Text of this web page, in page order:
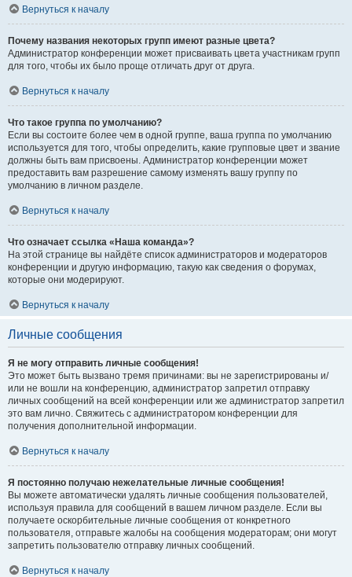
Вернуться к началу
Почему названия некоторых групп имеют разные цвета?
Администратор конференции может присваивать цвета участникам групп
для того, чтобы их было проще отличать друг от друга.
Вернуться к началу
Что такое группа по умолчанию?
Если вы состоите более чем в одной группе, ваша группа по умолчанию
используется для того, чтобы определить, какие групповые цвет и звание
должны быть вам присвоены. Администратор конференции может
предоставить вам разрешение самому изменять вашу группу по
умолчанию в личном разделе.
Вернуться к началу
Что означает ссылка «Наша команда»?
На этой странице вы найдёте список администраторов и модераторов
конференции и другую информацию, такую как сведения о форумах,
которые они модерируют.
Вернуться к началу
Личные сообщения
Я не могу отправить личные сообщения!
Это может быть вызвано тремя причинами: вы не зарегистрированы и/
или не вошли на конференцию, администратор запретил отправку
личных сообщений на всей конференции или же администратор запретил
это вам лично. Свяжитесь с администратором конференции для
получения дополнительной информации.
Вернуться к началу
Я постоянно получаю нежелательные личные сообщения!
Вы можете автоматически удалять личные сообщения пользователей,
используя правила для сообщений в вашем личном разделе. Если вы
получаете оскорбительные личные сообщения от конкретного
пользователя, отправьте жалобы на сообщения модераторам; они могут
запретить пользователю отправку личных сообщений.
Вернуться к началу